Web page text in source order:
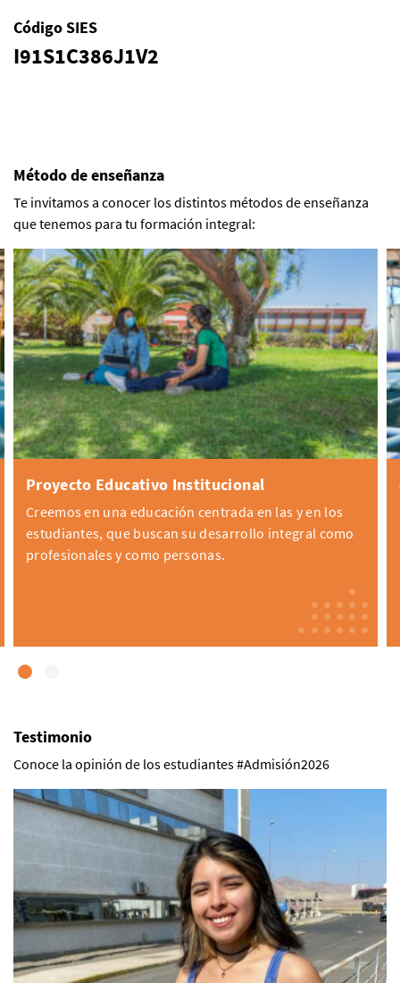
Código SIES
I91S1C386J1V2
Método de enseñanza
Te invitamos a conocer los distintos métodos de enseñanza
que tenemos para tu formación integral:
Proyecto Educativo Institucional
Creemos en una educación centrada en las y en los
estudiantes, que buscan su desarrollo integral como
profesionales y como personas.
Testimonio
Conoce la opinión de los estudiantes #Admisión2026